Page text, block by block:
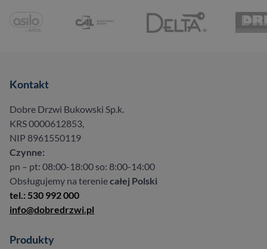
Kontakt
Dobre Drzwi Bukowski Sp.k.
KRS 0000612853,
NIP 8961550119
Czynne:
pn – pt: 08:00-18:00 so: 8:00-14:00
Obsługujemy na tereniecałej Polski
tel.: 530 992 000
info@dobredrzwi.pl
Produkty